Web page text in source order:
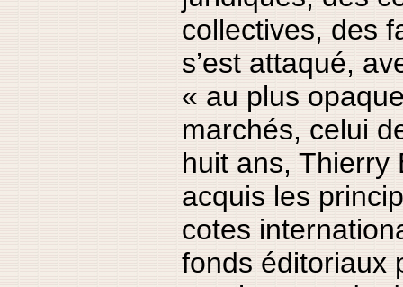
collectives, des
s’est attaqué,
« au plus
marchés, celui
huit ans, Thierry
acquis les
cotes
fonds éditoriaux